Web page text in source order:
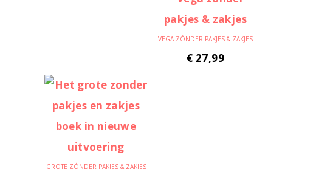
VEGA ZÓNDER PAKJES & ZAKJES
€ 27,99
GROTE ZÓNDER PAKJES & ZAKJES